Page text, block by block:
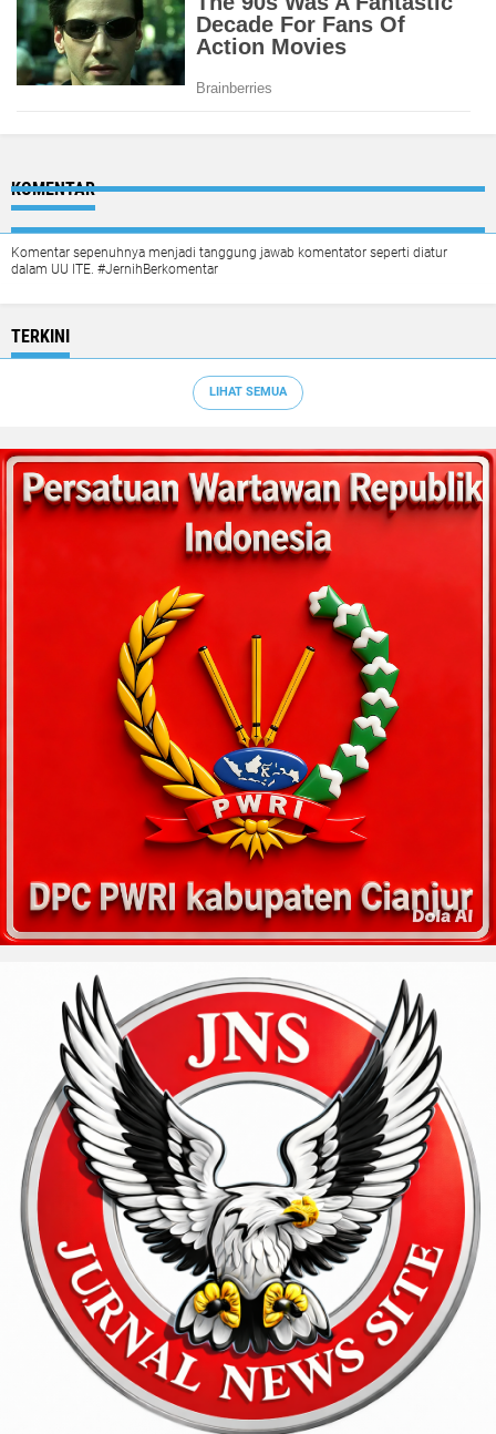
KOMENTAR
Komentar sepenuhnya menjadi tanggung jawab komentator seperti diatur
dalam UU ITE. #JernihBerkomentar
TERKINI
LIHAT SEMUA